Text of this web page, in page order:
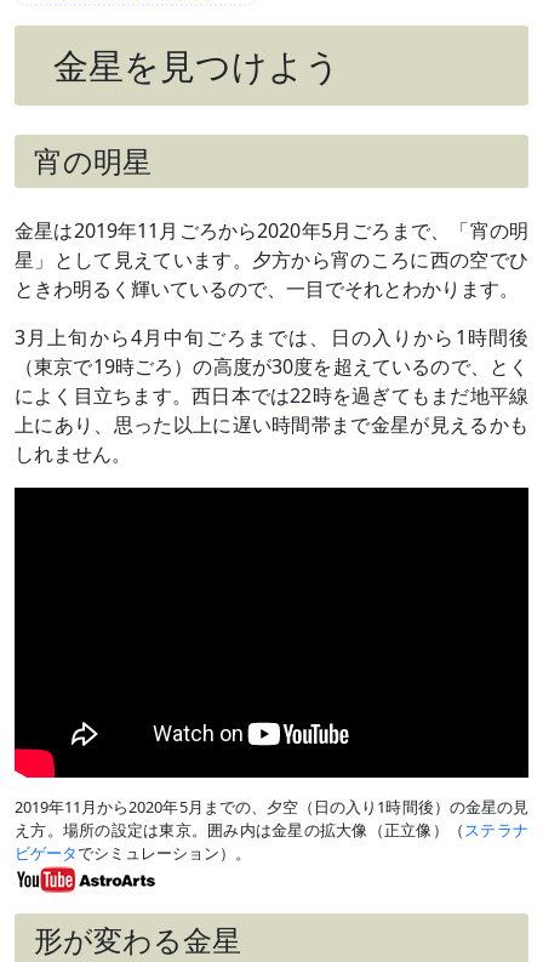
金星を見つけよう
宵の明星
金星は2019年11月ごろから2020年5月ごろまで、「宵の明
星」として見えています。夕方から宵のころに西の空でひ
ときわ明るく輝いているので、一目でそれとわかります。
3月上旬から4月中旬ごろまでは、日の入りから1時間後
（東京で19時ごろ）の高度が30度を超えているので、とく
によく目立ちます。西日本では22時を過ぎてもまだ地平線
上にあり、思った以上に遅い時間帯まで金星が見えるかも
しれません。
2019年11月から2020年5月までの、夕空（日の入り1時間後）の金星の見
え方。場所の設定は東京。囲み内は金星の拡大像（正立像）（ステラナ
ビゲータでシミュレーション）。
形が変わる金星